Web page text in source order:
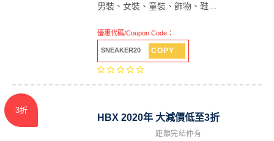
男裝、女裝、童裝、飾物、鞋…
優惠代碼/Coupon Code：
SNEAKER20 COPY
3折
HBX 2020年 大減價低至3折
距離完結仲有